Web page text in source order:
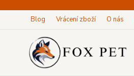
Blog Vrácení zboží O nás